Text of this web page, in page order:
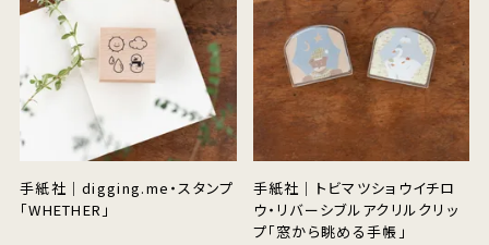
手紙社｜digging.me・スタンプ
「WHETHER」
手紙社｜トビマツショウイチロ
ウ・リバーシブルアクリルクリッ
プ「窓から眺める手帳」